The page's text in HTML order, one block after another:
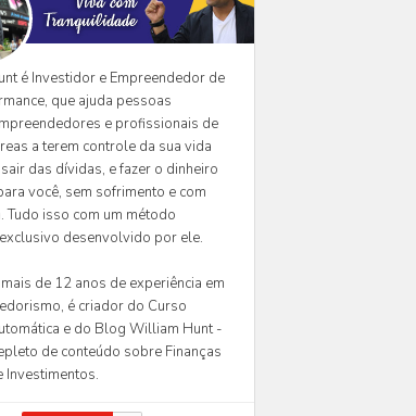
é Investidor e Empreendedor de
que ajuda pessoas
e profissionais de
a terem controle da sua vida
das dívidas, e fazer o dinheiro
você, sem sofrimento e com
Tudo isso com um método
desenvolvido por ele.
de 12 anos de experiência em
é criador do Curso
e do Blog William Hunt -
de conteúdo sobre Finanças
Investimentos.